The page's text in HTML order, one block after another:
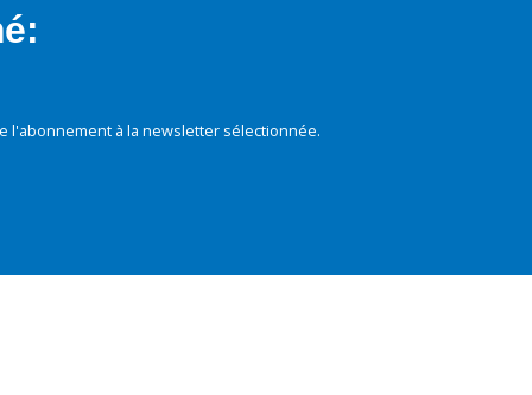
à la newsletter sélectionnée.